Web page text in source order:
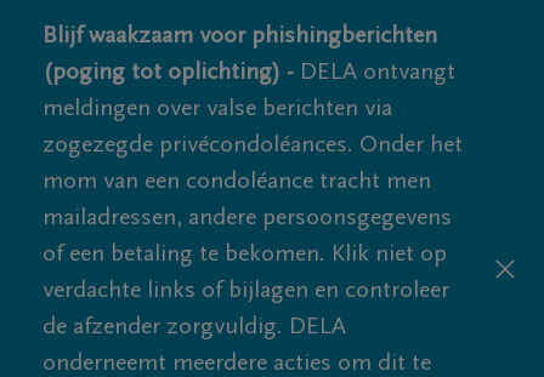
Blijf waakzaam voor phishingberichten
(poging tot oplichting) - DELA ontvangt
meldingen over valse berichten via
zogezegde privécondoléances. Onder het
mom van een condoléance tracht men
mailadressen, andere persoonsgegevens
of een betaling te bekomen. Klik niet op
verdachte links of bijlagen en controleer
de afzender zorgvuldig. DELA
onderneemt meerdere acties om dit te